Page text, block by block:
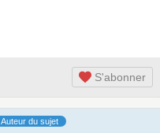
S'abonner
Auteur du sujet